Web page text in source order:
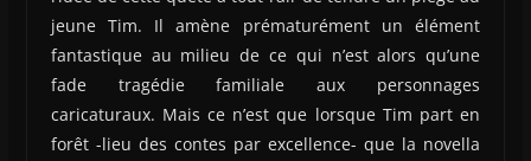
jeune Tim. Il amène prématurément un élément
fantastique au milieu de ce qui n’est alors qu’une
fade tragédie familiale aux personnages
caricaturaux. Mais ce n’est que lorsque Tim part en
forêt -lieu des contes par excellence- que la novella